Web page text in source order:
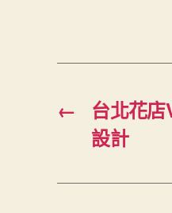
←
台北花
設計